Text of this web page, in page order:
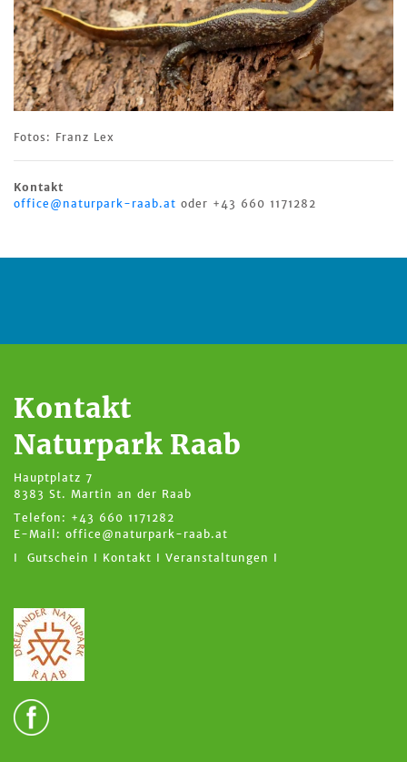
Fotos: Franz Lex
Kontakt
office@naturpark-raab.at oder +43 660 1171282
Kontakt
Naturpark Raab
Hauptplatz 7
8383 St. Martin an der Raab
Telefon: +43 660 1171282
E-Mail: office@naturpark-raab.at
I Gutschein I Kontakt I Veranstaltungen I